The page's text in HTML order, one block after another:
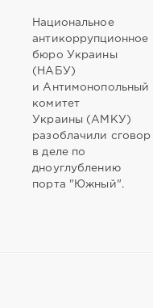
Национальное
антикоррупционное
бюро Украины
(НАБУ)
и Антимонопольный
комитет
Украины (АМКУ)
разоблачили сговор
в деле по
дноуглублению
порта "Южный".